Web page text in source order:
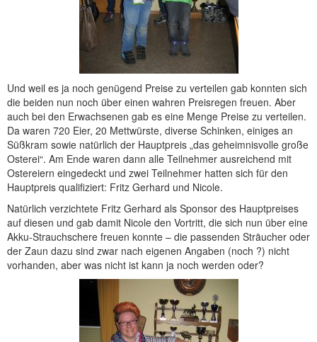
Und weil es ja noch genügend Preise zu verteilen gab konnten sich
die beiden nun noch über einen wahren Preisregen freuen. Aber
auch bei den Erwachsenen gab es eine Menge Preise zu verteilen.
Da waren 720 Eier, 20 Mettwürste, diverse Schinken, einiges an
Süßkram sowie natürlich der Hauptpreis „das geheimnisvolle große
Osterei“. Am Ende waren dann alle Teilnehmer ausreichend mit
Ostereiern eingedeckt und zwei Teilnehmer hatten sich für den
Hauptpreis qualifiziert: Fritz Gerhard und Nicole.
Natürlich verzichtete Fritz Gerhard als Sponsor des Hauptpreises
auf diesen und gab damit Nicole den Vortritt, die sich nun über eine
Akku-Strauchschere freuen konnte – die passenden Sträucher oder
der Zaun dazu sind zwar nach eigenen Angaben (noch ?) nicht
vorhanden, aber was nicht ist kann ja noch werden oder?